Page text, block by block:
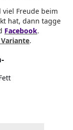
Freude beim
hat, dann tagge
Facebook.
.